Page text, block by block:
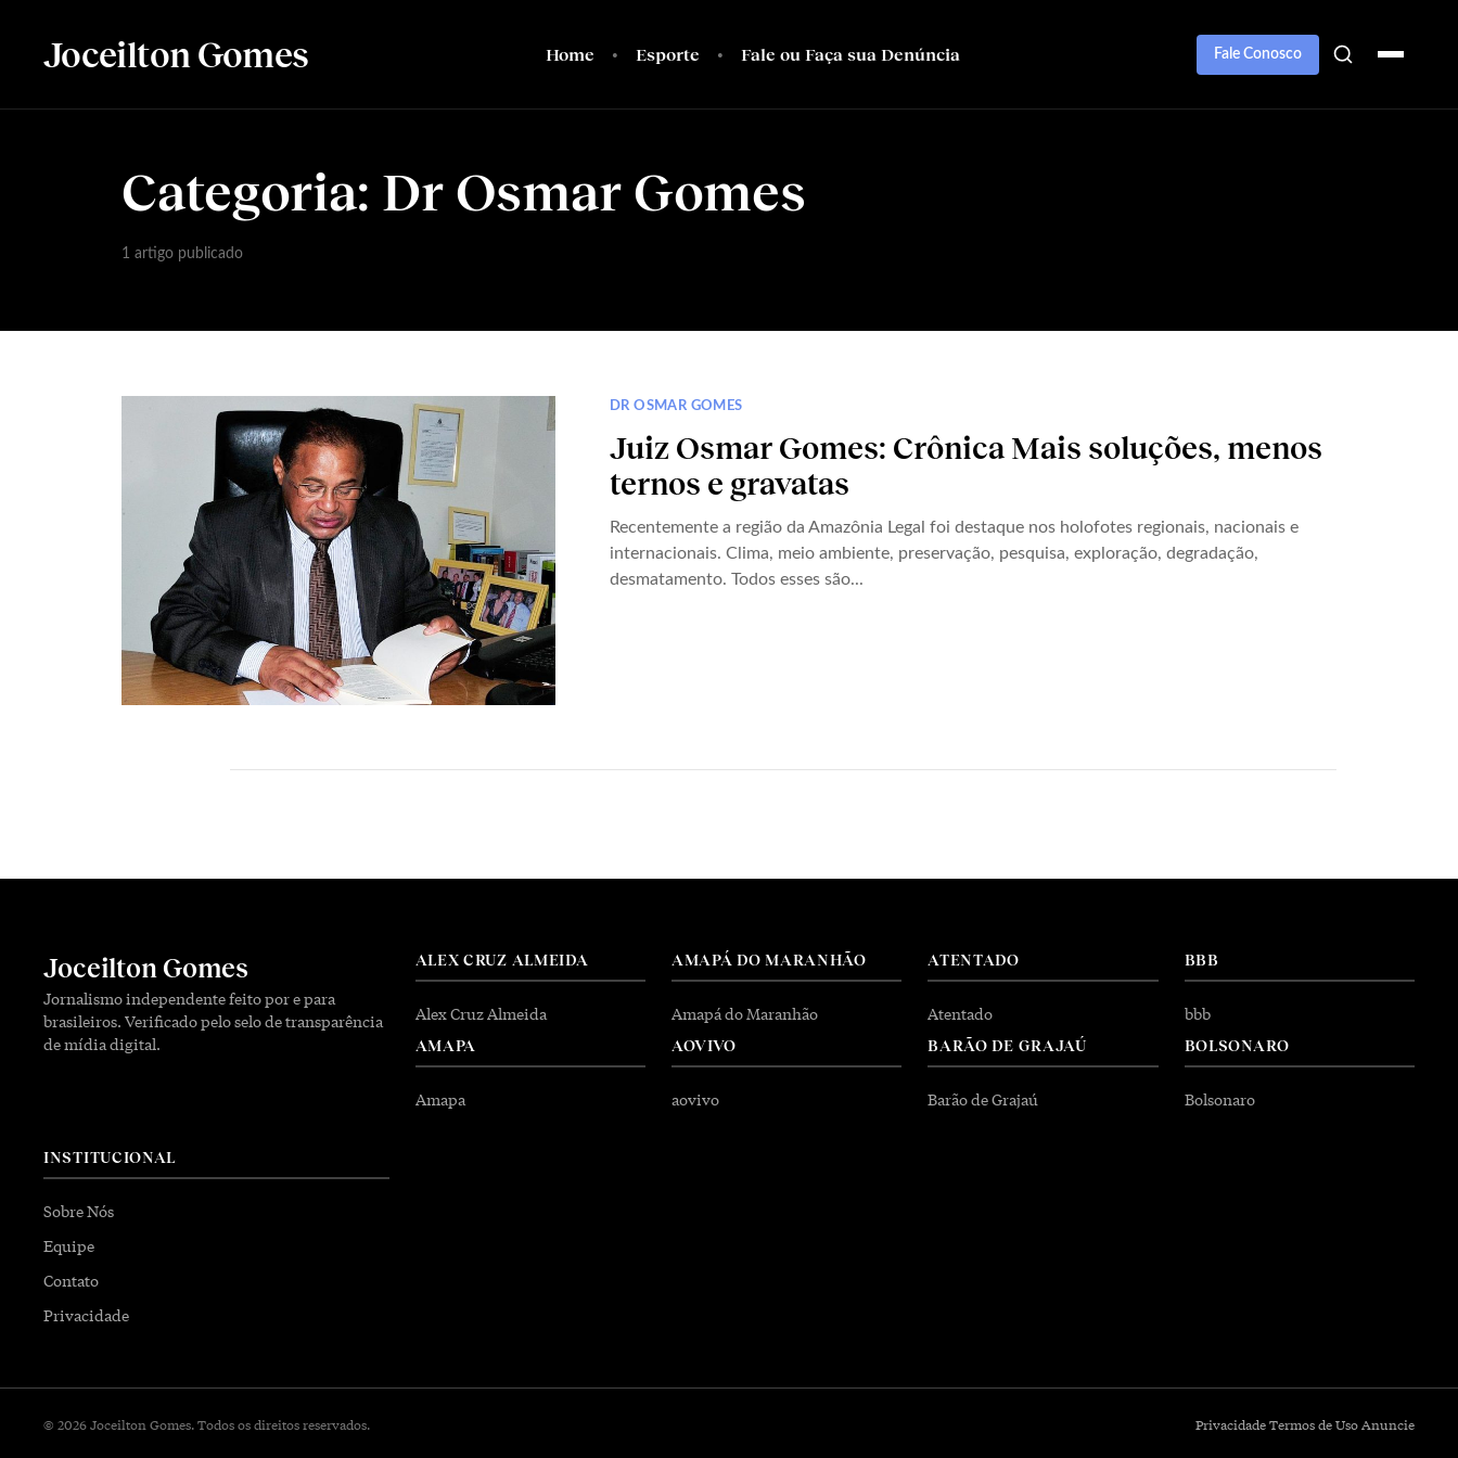
Joceilton Gomes Home Esporte Fale ou Faça sua Denúncia Fale Conosco
Categoria: Dr Osmar Gomes
1 artigo publicado
DR OSMAR GOMES
Juiz Osmar Gomes: Crônica Mais soluções, menos
ternos e gravatas
Recentemente a região da Amazônia Legal foi destaque nos holofotes regionais, nacionais e
internacionais. Clima, meio ambiente, preservação, pesquisa, exploração, degradação,
desmatamento. Todos esses são...
Joceilton Gomes
Jornalismo independente feito por e para
brasileiros. Verificado pelo selo de transparência
de mídia digital.
ALEX CRUZ ALMEIDA
Alex Cruz Almeida
AMAPA
Amapa
AMAPÁ DO MARANHÃO
Amapá do Maranhão
AOVIVO
aovivo
ATENTADO
Atentado
BARÃO DE GRAJAÚ
Barão de Grajaú
BBB
bbb
BOLSONARO
Bolsonaro
INSTITUCIONAL
Sobre Nós
Equipe
Contato
Privacidade
© 2026 Joceilton Gomes. Todos os direitos reservados. PrivacidadeTermos de UsoAnuncie